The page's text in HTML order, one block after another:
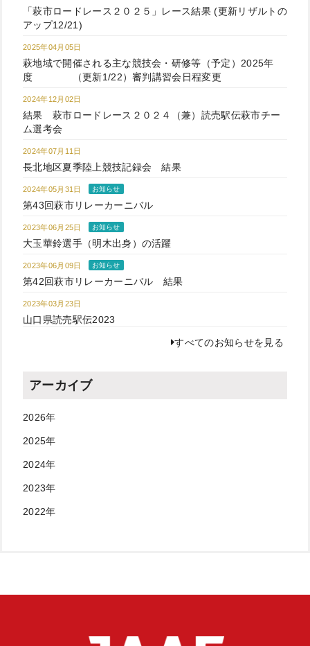
「萩市ロードレース２０２５」レース結果 (更新リザルトの
アップ12/21)
2025年04月05日
萩地域で開催される主な競技会・研修等（予定）2025年
度 （更新1/22）審判講習会日程変更
2024年12月02日
結果 萩市ロードレース２０２４（兼）読売駅伝萩市チー
ム選考会
2024年07月11日
長北地区夏季陸上競技記録会 結果
2024年05月31日 お知らせ
第43回萩市リレーカーニバル
2023年06月25日 お知らせ
大玉華鈴選手（明木出身）の活躍
2023年06月09日 お知らせ
第42回萩市リレーカーニバル 結果
2023年03月23日
山口県読売駅伝2023
すべてのお知らせを見る
アーカイブ
2026年
2025年
2024年
2023年
2022年